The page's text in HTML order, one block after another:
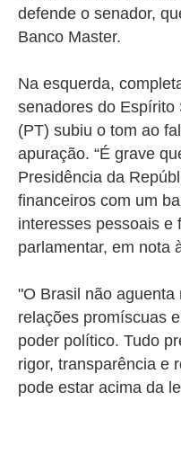
defende o senador,
Banco Master.
Na esquerda,
senadores do Espírito
(PT) subiu o tom ao
apuração. “É grave
Presidência da
financeiros com um
interesses pessoais e
parlamentar, em nota
"O Brasil não
relações promíscuas
poder político. Tudo
rigor, transparência e
pode estar acima da